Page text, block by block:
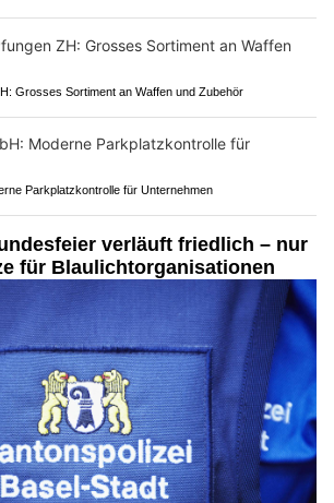
Grosses Sortiment an Waffen und Zubehör
Parkplatzkontrolle für Unternehmen
verläuft friedlich – nur
für Blaulichtorganisationen